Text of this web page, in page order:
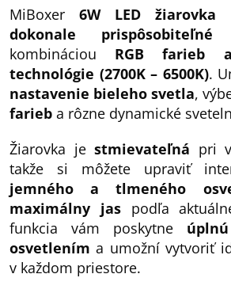
MiBoxer 6W LED žiarovka
dokonale prispôsobiteľné
kombináciou RGB farieb
technológie (2700K – 6500K).
nastavenie bieleho svetla,
farieb a rôzne dynamické
Žiarovka jestmievateľná pri
takže si môžete upraviť
jemného a tlmeného
maximálny jaspodľa
funkcia vám poskytne
osvetlením a umožní vytvoriť
v každom priestore.